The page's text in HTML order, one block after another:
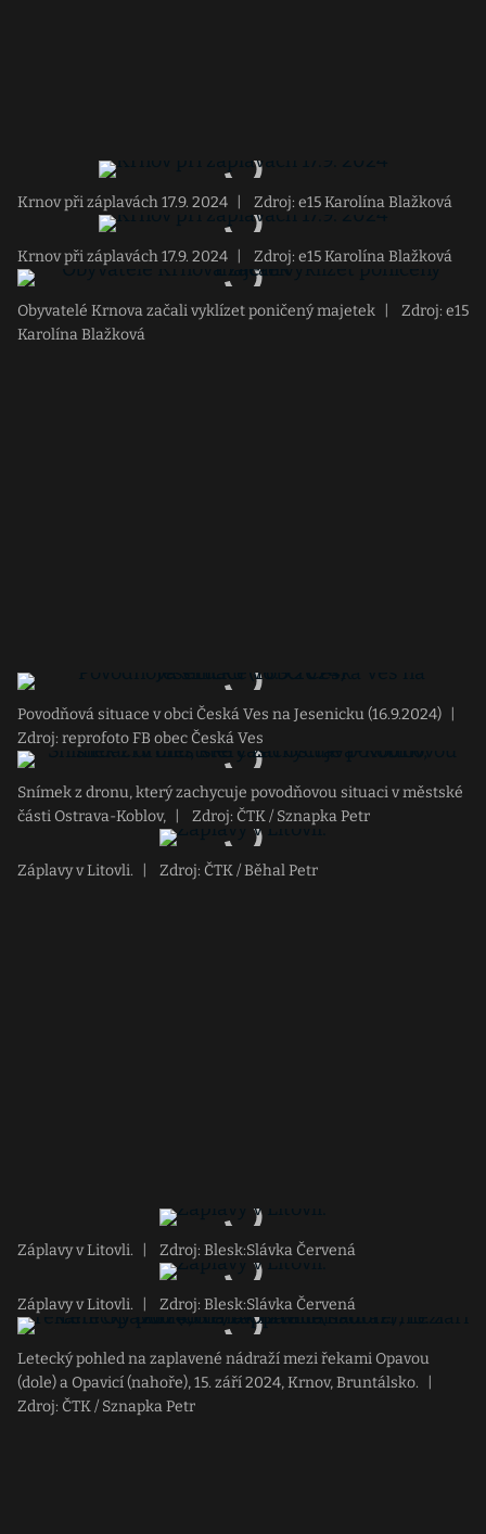
Krnov při záplavách 17.9. 2024 Zdroj: e15 Karolína Blažková
Krnov při záplavách 17.9. 2024 Zdroj: e15 Karolína Blažková
Obyvatelé Krnova začali vyklízet poničený majetek
Zdroj: e15
Karolína Blažková
Povodňová situace v obci Česká Ves na Jesenicku (16.9.2024)
Zdroj: reprofoto FB obec Česká Ves
Snímek z dronu, který zachycuje povodňovou situaci v městské
části Ostrava-Koblov,
Zdroj: ČTK / Sznapka Petr
Záplavy v Litovli. Zdroj: ČTK / Běhal Petr
Záplavy v Litovli. Zdroj: Blesk:Slávka Červená
Záplavy v Litovli. Zdroj: Blesk:Slávka Červená
Letecký pohled na zaplavené nádraží mezi řekami Opavou
(dole) a Opavicí (nahoře), 15. září 2024, Krnov, Bruntálsko.
Zdroj: ČTK / Sznapka Petr